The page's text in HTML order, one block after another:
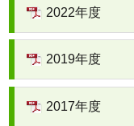
2022年度
2019年度
2017年度